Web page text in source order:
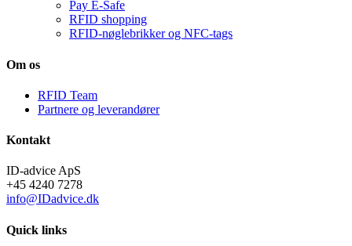
Pay E-Safe
RFID shopping
RFID-nøglebrikker og NFC-tags
Om os
RFID Team
Partnere og leverandører
Kontakt
ID-advice ApS
+45 4240 7278
info@IDadvice.dk
Quick links